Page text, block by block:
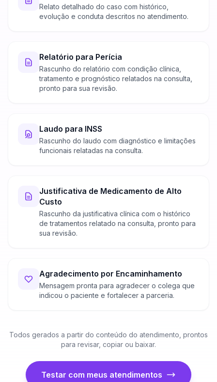
Relato detalhado do caso com histórico,
evolução e conduta descritos no atendimento.
Relatório para Perícia
Rascunho do relatório com condição clínica,
tratamento e prognóstico relatados na consulta,
pronto para sua revisão.
Laudo para INSS
Rascunho do laudo com diagnóstico e limitações
funcionais relatadas na consulta.
Justificativa de Medicamento de Alto
Custo
Rascunho da justificativa clínica com o histórico
de tratamentos relatado na consulta, pronto para
sua revisão.
Agradecimento por Encaminhamento
Mensagem pronta para agradecer o colega que
indicou o paciente e fortalecer a parceria.
Todos gerados a partir do conteúdo do atendimento, prontos
para revisar, copiar ou baixar.
Testar com meus atendimentos